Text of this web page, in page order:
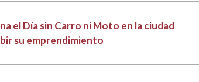
el Día sin Carro ni Moto en la ciudad
su emprendimiento